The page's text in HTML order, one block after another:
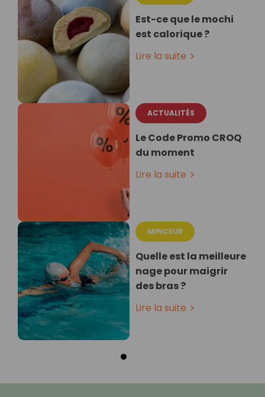
Est-ce que le mochi
est calorique ?
Lire la suite
ACTUALITÉS
Le Code Promo CROQ
du moment
Lire la suite
MINCEUR
Quelle est la meilleure
nage pour maigrir
des bras ?
Lire la suite